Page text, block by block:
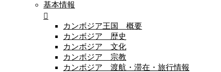
基本情報
カンボジア王国 概要
カンボジア 歴史
カンボジア 文化
カンボジア 宗教
カンボジア 渡航・滞在・旅行情報